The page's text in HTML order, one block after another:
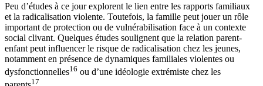
Peu d’études à ce jour explorent le lien entre les rapports familiaux
et la radicalisation violente. Toutefois, la famille peut jouer un rôle
important de protection ou de vulnérabilisation face à un contexte
social clivant. Quelques études soulignent que la relation parent-
enfant peut influencer le risque de radicalisation chez les jeunes,
notamment en présence de dynamiques familiales violentes ou
dysfonctionnelles16 ou d’une idéologie extrémiste chez les
17